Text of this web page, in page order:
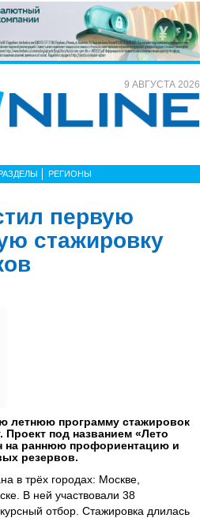
9 АВГУСТА 2026
РЕГИОНЫ
первую
стажировку
летнюю программу стажировок
Проект под названием «Лето
на раннюю профориентацию и
резервов.
в трёх городах: Москве,
В ней участвовали 38
отбор. Стажировка длилась